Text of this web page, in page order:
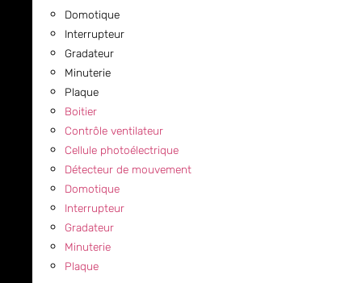
Domotique
Interrupteur
Gradateur
Minuterie
Plaque
Boitier
Contrôle ventilateur
Cellule photoélectrique
Détecteur de mouvement
Domotique
Interrupteur
Gradateur
Minuterie
Plaque